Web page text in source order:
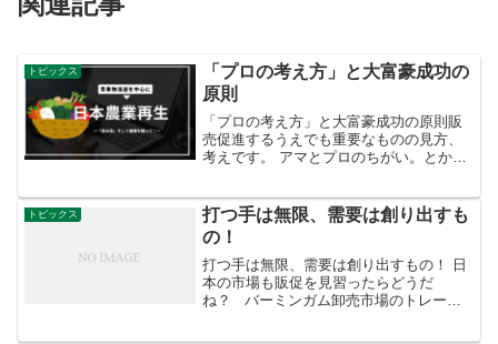
トピックス
「プロの考え方」と大富豪成功の
原則
「プロの考え方」と大富豪成功の原則販
売促進するうえでも重要なものの見方、
考えです。 アマとプロのちがい。とか
いこと。プロの気持ちを少しでも持って
行動するだけで違います。...
トピックス
打つ手は無限、需要は創り出すも
の！
打つ手は無限、需要は創り出すもの！ 日
本の市場も販促を見習ったらどうだ
ね？ バーミンガム卸売市場のトレーダ